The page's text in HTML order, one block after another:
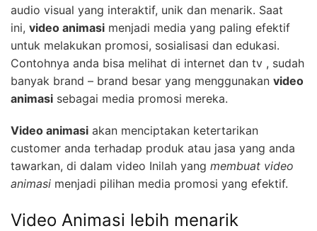
audio visual yang interaktif, unik dan menarik. Saat
ini, video animasi menjadi media yang paling efektif
untuk melakukan promosi, sosialisasi dan edukasi.
Contohnya anda bisa melihat di internet dan tv , sudah
banyak brand – brand besar yang menggunakan video
animasi sebagai media promosi mereka.
Video animasi akan menciptakan ketertarikan
customer anda terhadap produk atau jasa yang anda
tawarkan, di dalam video Inilah yang membuat video
animasi menjadi pilihan media promosi yang efektif.
Video Animasi lebih menarik